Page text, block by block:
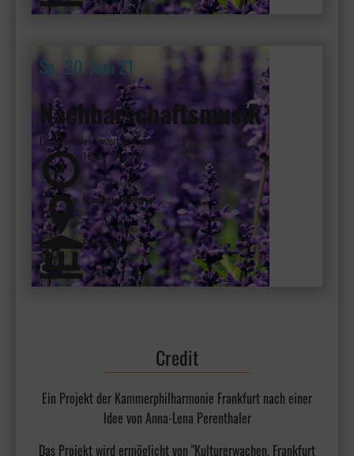
So., 20. Juni 21
Nachbarschaftsmusik
Ein dezentrales Konzert im Freien
18:00
Frankfurt - Oberursel
Epinayplatz
Credit
Ein Projekt der Kammerphilharmonie Frankfurt nach einer
Idee von Anna-Lena Perenthaler
Das Projekt wird ermöglicht von "Kulturerwachen. Frankfurt